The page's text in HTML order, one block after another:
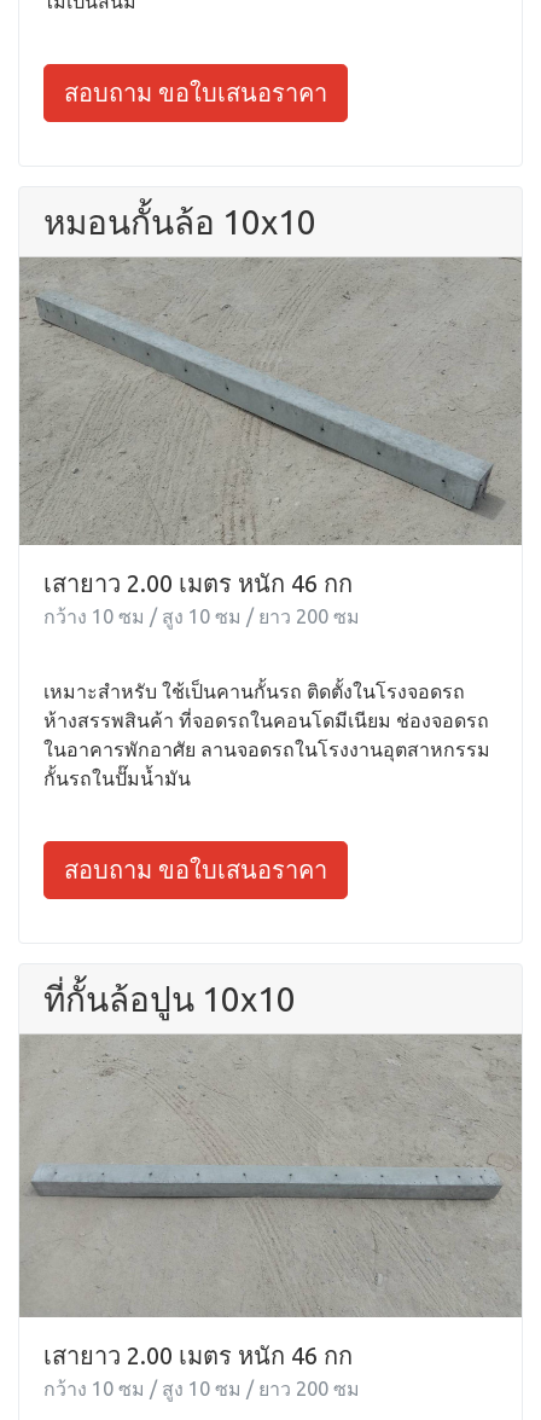
สอบถาม ขอใบเสนอราคา
หมอนกั้นล้อ 10x10
เสายาว 2.00 เมตร หนัก 46 กก
กว้าง 10 ซม / สูง 10 ซม / ยาว 200 ซม
เหมาะสำหรับ ใช้เป็นคานกั้นรถ ติดตั้งในโรงจอดรถ
ห้างสรรพสินค้า ที่จอดรถในคอนโดมีเนียม ช่องจอดรถ
ในอาคารพักอาศัย ลานจอดรถในโรงงานอุตสาหกรรม
กั้นรถในปั๊มน้ำมัน
สอบถาม ขอใบเสนอราคา
ที่กั้นล้อปูน 10x10
เสายาว 2.00 เมตร หนัก 46 กก
กว้าง 10 ซม / สูง 10 ซม / ยาว 200 ซม